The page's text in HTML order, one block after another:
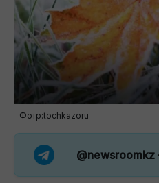
Фотр:tochkazoru
@newsroomkz